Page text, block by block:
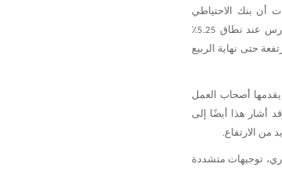
أن بنك
الاحتياطي
عند نطاق ٪
حتى نهاية الربيع
يقدمها أصحاب
العمل
أشار هذا أيضًا
إلى
من الارتفاع.
توجيهات متشددة